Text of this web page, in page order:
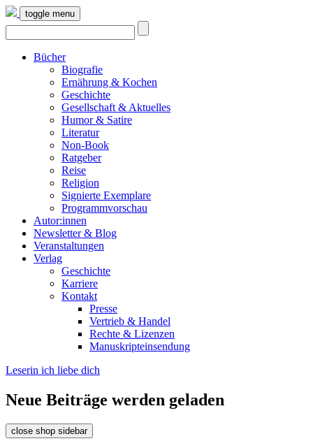
toggle menu
Bücher
Biografie
Ernährung & Kochen
Geschichte
Gesellschaft & Aktuelles
Humor & Satire
Literatur
Non-Book
Ratgeber
Reise
Religion
Signierte Exemplare
Programmvorschau
Autor:innen
Newsletter & Blog
Veranstaltungen
Verlag
Geschichte
Karriere
Kontakt
Presse
Vertrieb & Handel
Rechte & Lizenzen
Manuskripteinsendung
Leserin ich liebe dich
Neue Beiträge werden geladen
close shop sidebar